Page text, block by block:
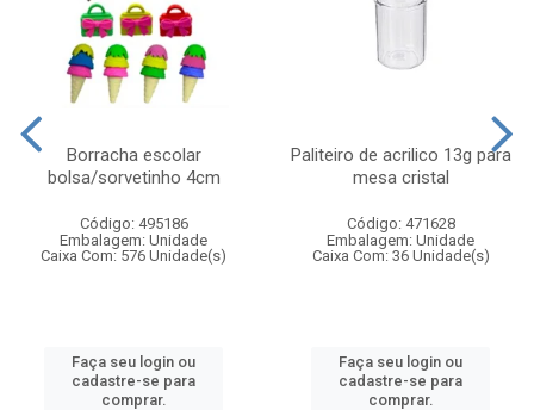
Borracha escolar
bolsa/sorvetinho 4cm
Código: 495186
Embalagem: Unidade
Caixa Com: 576 Unidade(s)
Faça seu login ou
cadastre-se para
comprar.
Paliteiro de acrilico 13g para
mesa cristal
Código: 471628
Embalagem: Unidade
Caixa Com: 36 Unidade(s)
Faça seu login ou
cadastre-se para
comprar.